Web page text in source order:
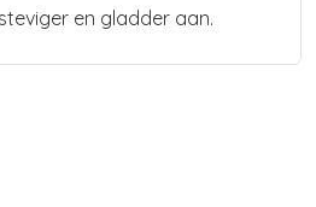
en gladder aan.